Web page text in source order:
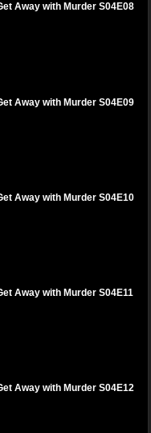
Away with Murder S04E08
Away with Murder S04E09
Away with Murder S04E10
Away with Murder S04E11
Away with Murder S04E12